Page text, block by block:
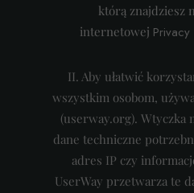
którą znajdziesz
internetowej
II. Aby ułatwić
wszystkim osobom,
(userway.org). Wtyczka
dane techniczne
adres IP czy
UserWay przetwarza te